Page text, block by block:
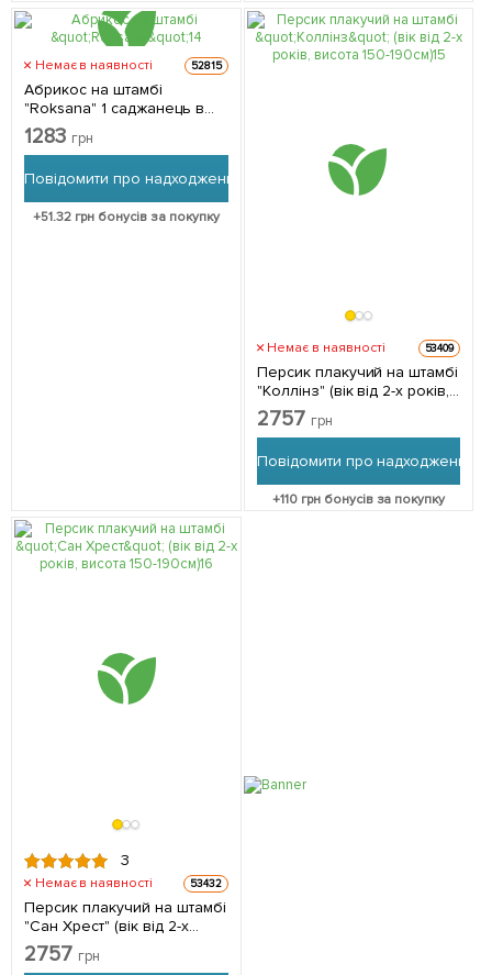
Немає в наявності 52815
Абрикос на штамбі
"Roksana" 1 саджанець в
упаковці
1283 грн
Повідомити про надходження
+51.32грн бонусів за покупку
Немає в наявності 53409
Персик плакучий на штамбі
"Коллінз" (вік від 2-х років,
висота 150-190см) 1
саджанець в упаковці
2757 грн
Повідомити про надходження
+110грн бонусів за покупку
3
Немає в наявності 53432
Персик плакучий на штамбі
"Сан Хрест" (вік від 2-х
років, висота 150-190см) 1
саджанець в упаковці
2757 грн